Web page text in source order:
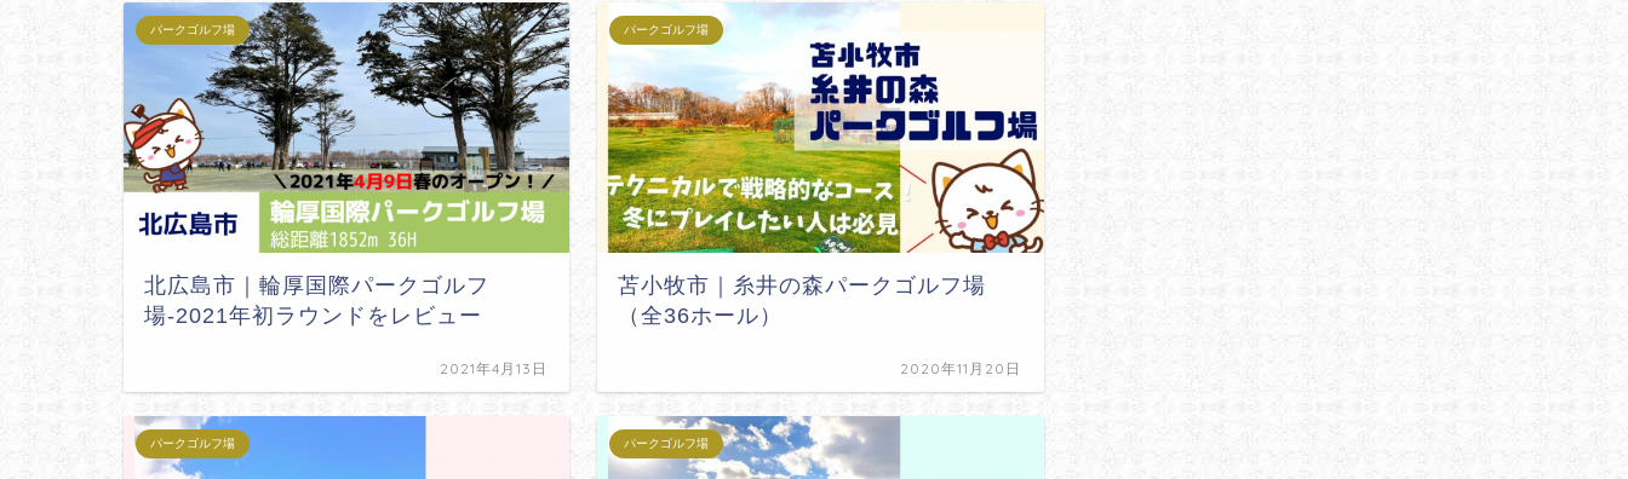
パークゴルフ場
北広島市｜輪厚国際パークゴルフ
場-2021年初ラウンドをレビュー
2021年4月13日
パークゴルフ場
苫小牧市｜糸井の森パークゴルフ場
（全36ホール）
2020年11月20日
パークゴルフ場 パークゴルフ場